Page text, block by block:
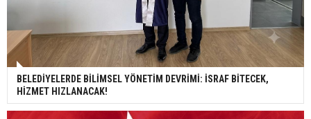
BELEDİYELERDE BİLİMSEL YÖNETİM DEVRİMİ: İSRAF BİTECEK,
HİZMET HIZLANACAK!